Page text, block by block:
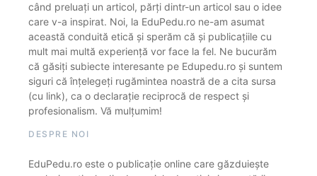
când preluați un articol, părți dintr-un articol sau o idee
care v-a inspirat. Noi, la EduPedu.ro ne-am asumat
această conduită etică și sperăm că și publicațiile cu
mult mai multă experiență vor face la fel. Ne bucurăm
că găsiți subiecte interesante pe Edupedu.ro și suntem
siguri că înțelegeți rugămintea noastră de a cita sursa
(cu link), ca o declarație reciprocă de respect și
profesionalism. Vă mulțumim!
DESPRE NOI
EduPedu.ro este o publicație online care găzduiește